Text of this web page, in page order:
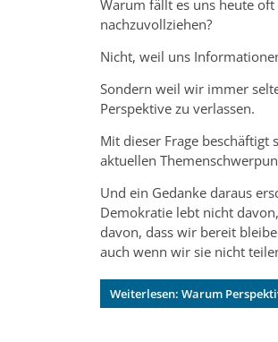
Warum fällt es uns heute
nachzuvollziehen?
Nicht, weil uns
Sondern weil wir immer
Perspektive zu verlassen.
Mit dieser Frage beschäftigt
aktuellen
Und ein Gedanke daraus
Demokratie lebt nicht
davon, dass wir bereit
auch wenn wir sie nicht
Weiterlesen: Warum